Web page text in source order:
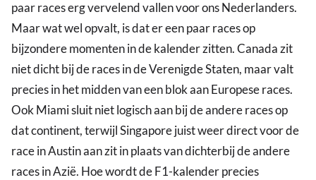
paar races erg vervelend vallen voor ons Nederlanders.
Maar wat wel opvalt, is dat er een paar races op
bijzondere momenten in de kalender zitten. Canada zit
niet dicht bij de races in de Verenigde Staten, maar valt
precies in het midden van een blok aan Europese races.
Ook Miami sluit niet logisch aan bij de andere races op
dat continent, terwijl Singapore juist weer direct voor de
race in Austin aan zit in plaats van dichterbij de andere
races in Azië. Hoe wordt de F1-kalender precies